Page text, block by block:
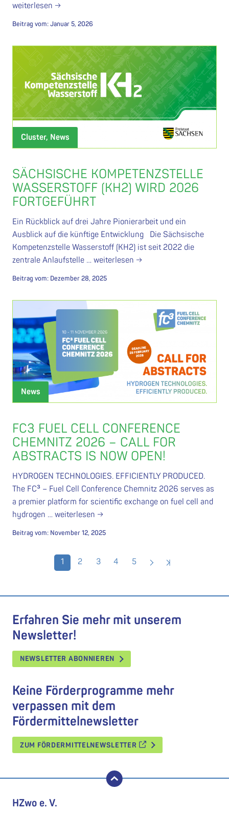
weiterlesen →
Beitrag vom:Januar 5, 2026
Cluster, News
SÄCHSISCHE KOMPETENZSTELLE
WASSERSTOFF (KH2) WIRD 2026
FORTGEFÜHRT
Ein Rückblick auf drei Jahre Pionierarbeit und ein
Ausblick auf die künftige Entwicklung Die Sächsische
Kompetenzstelle Wasserstoff (KH2) ist seit 2022 die
zentrale Anlaufstelle … weiterlesen →
Beitrag vom: Dezember 28, 2025
News
FC3 FUEL CELL CONFERENCE
CHEMNITZ 2026 – CALL FOR
ABSTRACTS IS NOW OPEN!
HYDROGEN TECHNOLOGIES. EFFICIENTLY PRODUCED.
The FC³ – Fuel Cell Conference Chemnitz 2026 serves as
a premier platform for scientific exchange on fuel cell and
hydrogen … weiterlesen →
Beitrag vom: November 12, 2025
1 2 3 4 5
Erfahren Sie mehr mit unserem
Newsletter!
NEWSLETTER ABONNIEREN
Keine Förderprogramme mehr
verpassen mit dem
Fördermittelnewsletter
ZUM FÖRDERMITTELNEWSLETTER
nach oben
HZwo e. V.